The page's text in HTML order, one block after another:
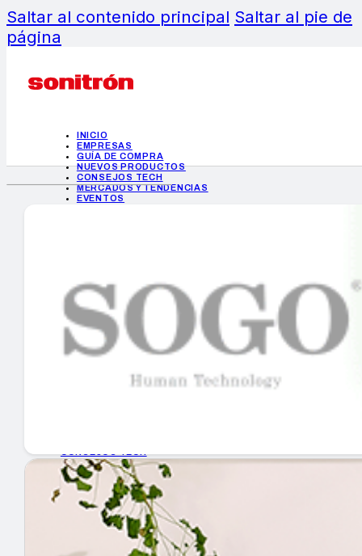
Saltar al contenido principal Saltar al pie de
página
INICIO
EMPRESAS
GUÍA DE COMPRA
NUEVOS PRODUCTOS
CONSEJOS TECH
MERCADOS Y TENDENCIAS
EVENTOS
INICIO
EMPRESAS
GUÍA DE COMPRA
MERCADOS Y TENDENCIAS
EVENTOS